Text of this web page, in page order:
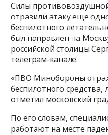
Силы
отразили атаку еще
беспилотного
был направлен на
российской столицы
телеграм-канале.
«ПВО Минобороны
беспилотного
отметил московский
По его словам,
работают на месте